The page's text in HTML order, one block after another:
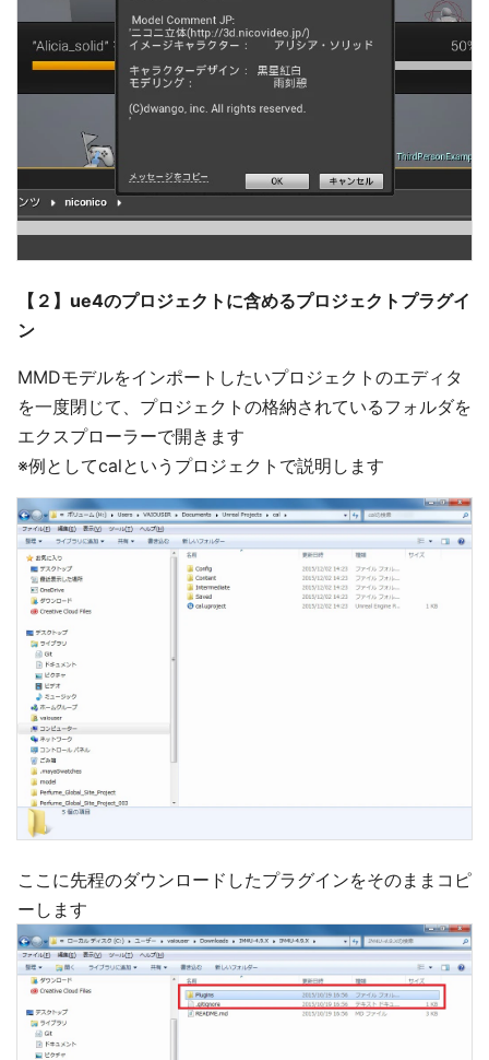
【２】ue4のプロジェクトに含めるプロジェクトプラグイ
ン
MMDモデルをインポートしたいプロジェクトのエディタ
を一度閉じて、プロジェクトの格納されているフォルダを
エクスプローラーで開きます
※例としてcalというプロジェクトで説明します
ここに先程のダウンロードしたプラグインをそのままコピ
ーします